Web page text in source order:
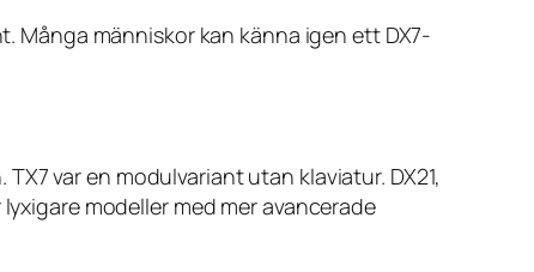
människor kan känna igen ett DX7-
var en modulvariant utan klaviatur. DX21,
modeller med mer avancerade